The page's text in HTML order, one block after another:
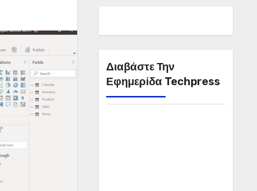
Διαβάστε Την
Εφημερίδα Techpress